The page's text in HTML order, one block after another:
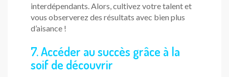
interdépendants. Alors, cultivez votre talent et
vous observerez des résultats avec bien plus
d’aisance !
7. Accéder au succès grâce à la
soif de découvrir